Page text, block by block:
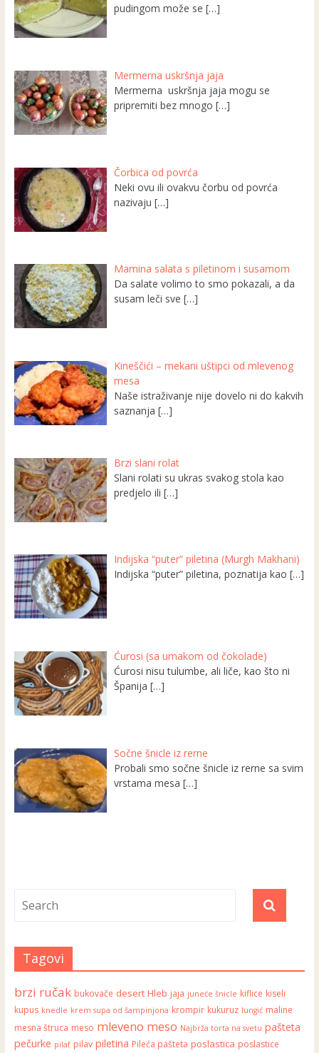
pudingom može se[…]
Mermerna uskršnja jaja
Mermerna uskršnja jaja mogu se
pripremiti bez mnogo[…]
Čorbica od povrća
Neki ovu ili ovakvu čorbu od povrća
nazivaju[…]
Mamina salata s piletinom i susamom
Da salate volimo to smo pokazali, a da
susam leči sve[…]
Kineščići – mekani uštipci od mlevenog
mesa
Naše istraživanje nije dovelo ni do kakvih
saznanja[…]
Brzi slani rolat
Slani rolati su ukras svakog stola kao
predjelo ili[…]
Indijska “puter” piletina (Murgh Makhani)
Indijska “puter” piletina, poznatija kao[…]
Ćurosi (sa umakom od čokolade)
Ćurosi nisu tulumbe, ali liče, kao što ni
Španija[…]
Sočne šnicle iz rerne
Probali smo sočne šnicle iz rerne sa svim
vrstama mesa[…]
Tagovi
brzi ručak bukovače desert Hleb jaja juneće šnicle kiflice kiseli
kupus knedle krem supa od šampinjona krompir kukuruz lungić maline
mesna štruca meso mleveno meso Najbrža torta na svetu pašteta
pečurke pilaf pilav piletina Pileća pašteta poslastica poslastice